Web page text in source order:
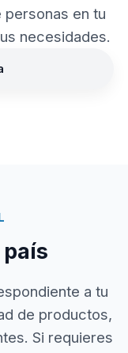
personas en tu
necesidades.
a tu
de productos,
Si requieres